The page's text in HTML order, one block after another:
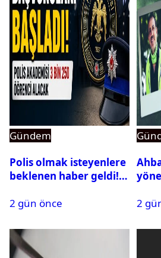
Gündem
Polis olmak isteyenlere
beklenen haber geldi!
2 gün önce
2